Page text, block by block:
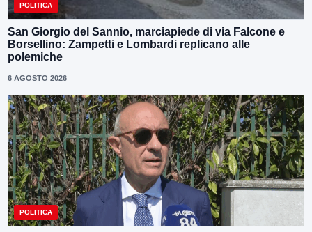
POLITICA
San Giorgio del Sannio, marciapiede di via Falcone e
Borsellino: Zampetti e Lombardi replicano alle
polemiche
6 AGOSTO 2026
POLITICA